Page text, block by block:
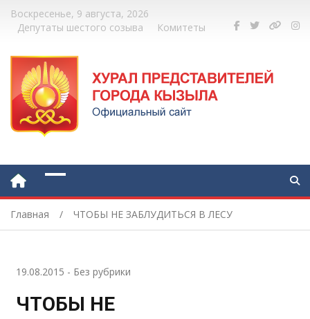
Воскресенье, 9 августа, 2026
Депутаты шестого созыва
Комитеты
Главная ЧТОБЫ НЕ ЗАБЛУДИТЬСЯ В ЛЕСУ
19.08.2015 - Без рубрики
ЧТОБЫ НЕ